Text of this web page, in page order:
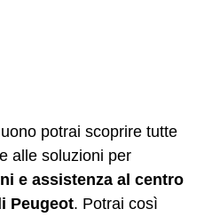
potrai scoprire tutte
alle soluzioni per
e assistenza al centro
Peugeot. Potrai così